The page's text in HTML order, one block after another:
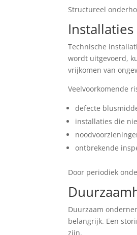
Structureel
Technische
wordt uitgevoerd,
vrijkomen van
Veelvoorkomende
defecte
installaties die
ontbrekende
Door periodiek
Duurzaam
belangrijk. Een
zijn.